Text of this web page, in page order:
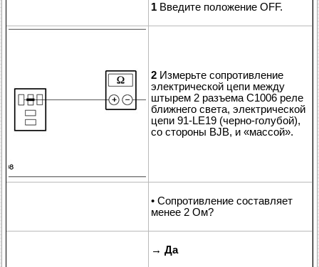
1 Введите положение OFF.
2 Измерьте сопротивление
электрической цепи между
штырем 2 разъема C1006 реле
ближнего света, электрической
цепи 91-LE19 (черно-голубой),
со стороны BJB, и «массой».
• Сопротивление составляет
менее 2 Ом?
→ Да